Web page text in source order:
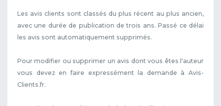
Les avis clients sont classés du plus récent au plus ancien,
avec une durée de publication de trois ans. Passé ce délai
les avis sont automatiquement supprimés.
Pour modifier ou supprimer un avis dont vous êtes l'auteur
vous devez en faire expressément la demande à Avis-
Clients.fr.